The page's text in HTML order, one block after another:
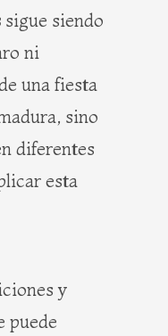
sigue siendo
ni
una fiesta
sino
diferentes
esta
y
puede